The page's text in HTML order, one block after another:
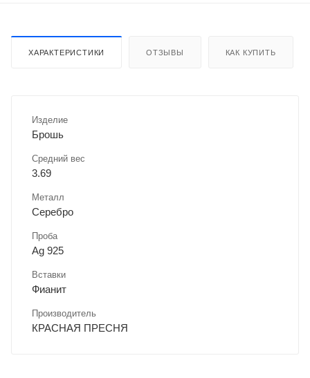
ХАРАКТЕРИСТИКИ ОТЗЫВЫ КАК КУПИТЬ
Изделие
Брошь
Средний вес
3.69
Металл
Серебро
Проба
Ag 925
Вставки
Фианит
Производитель
КРАСНАЯ ПРЕСНЯ